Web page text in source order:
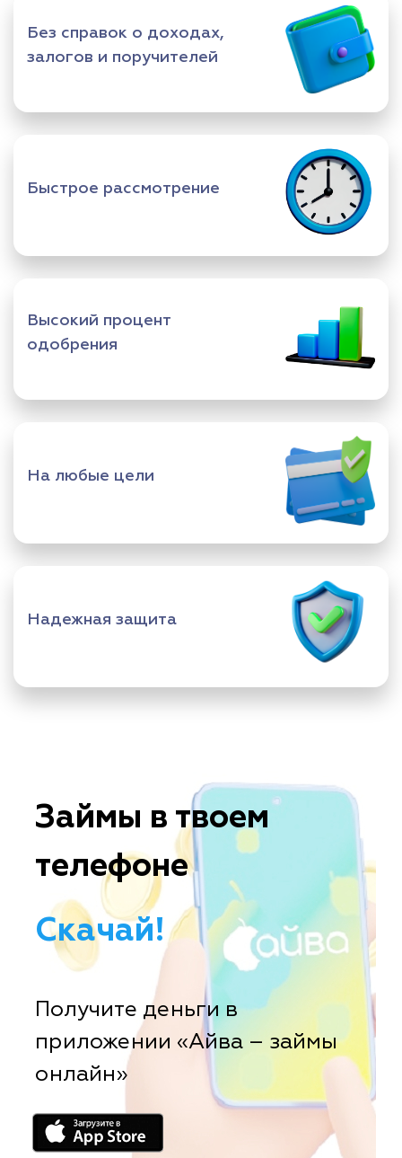
Без справок о доходах,
залогов и поручителей
Быстрое рассмотрение
Высокий процент
одобрения
На любые цели
Надежная защита
Займы в твоем
телефоне
Скачай!
Получите деньги в
приложении «Айва – займы
онлайн»